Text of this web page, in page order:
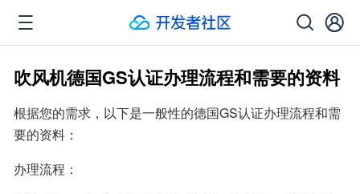
吹风机德国GS认证办理流程和需要的资料
根据您的需求，以下是一般性的德国GS认证办理流程和需
要的资料：
办理流程：